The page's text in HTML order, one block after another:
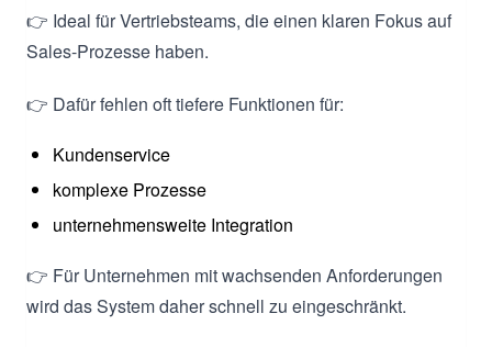
👉 Ideal für Vertriebsteams, die einen klaren Fokus auf
Sales-Prozesse haben.
👉 Dafür fehlen oft tiefere Funktionen für:
Kundenservice
komplexe Prozesse
unternehmensweite Integration
👉 Für Unternehmen mit wachsenden Anforderungen
wird das System daher schnell zu eingeschränkt.